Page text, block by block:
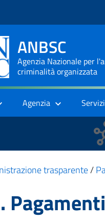
ANBSC
Agenzia Nazionale per
criminalità organizzata
Agenzia Servizi
trasparente/